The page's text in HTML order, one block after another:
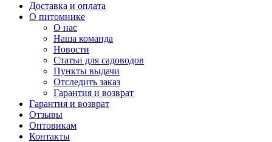
Доставка и оплата
О питомнике
О нас
Наша команда
Новости
Статьи для садоводов
Пункты выдачи
Отследить заказ
Гарантия и возврат
Гарантия и возврат
Отзывы
Оптовикам
Контакты